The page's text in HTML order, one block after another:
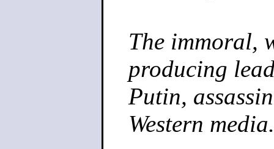
The immoral,
producing
Putin,
Western media.